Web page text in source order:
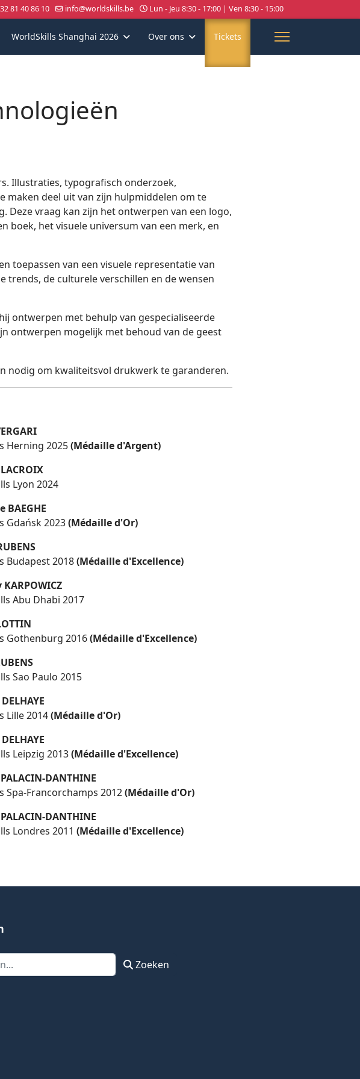
81 40 86 10 info@worldskills.be Lun - Jeu 8:30 - 17:00 | Ven 8:30 - 15:00
WorldSkills Shanghai 2026 Over ons Tickets
Illustraties, typografisch onderzoek,
deel uit van zijn hulpmiddelen om te
Deze vraag kan zijn het ontwerpen van een logo,
boek, het visuele universum van een merk, en
toepassen van een visuele representatie van
trends, de culturele verschillen en de wensen
ontwerpen met behulp van gespecialiseerde
ontwerpen mogelijk met behoud van de geest
nodig om kwaliteitsvol drukwerk te garanderen.
Herning 2025(Médaille d'Argent)
Lyon 2024
BAEGHE
Gdańsk 2023(Médaille d'Or)
Budapest 2018(Médaille d'Excellence)
Abu Dhabi 2017
Gothenburg 2016(Médaille d'Excellence)
Sao Paulo 2015
Lille 2014(Médaille d'Or)
Leipzig 2013(Médaille d'Excellence)
DANTHINE
Spa-Francorchamps 2012(Médaille d'Or)
DANTHINE
Londres 2011 (Médaille d'Excellence)
Zoeken